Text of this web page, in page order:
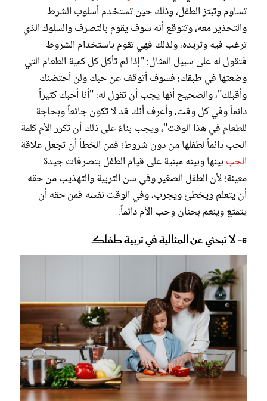
تساوم وتبتز الطفل، وذلك حين تستخدم أسلوب الشرط
والتحذير معه، وتتوقع أنه سوف يقوم بالتصرف والسلوك الذي
ترغب فيه وتريده، ولذلك فهي تقوم باستخدام الشروط
فتقول له على سبيل المثال: "إذا لم تأكل كل كمية الطعام التي
وضعتها في طبقك؛ فسوف أتوقف عن حبك ولن أحتضنك
وأقبلك"، والصحيح أنها يجب أن تقول له: "أنا أحبك كثيراً
دائماً وفي كل وقت، وأعرف أنك قد لا تكون جائعاً وبحاجة
للطعام في هذا الوقت"، ويجب بناءً على ذلك أن تكرر الأم كلمة
الحب دائماً لطفلها من دون شروط؛ فمن الخطأ أن تجعل علاقة
الحب بينها وبينه مبنية على قيام الطفل بتصرفات جيدة
معينة؛ لأن الطفل الصغير وفي سن التربية والتهذيب من حقه
أن يتعلم ويخطئ ويجرب، وفي الوقت نفسه فمن حقه أن
يتمتع وينعم بحنان وحب الأم دائماً.
6- لا تبحثي عن المثالية في تربية طفلك